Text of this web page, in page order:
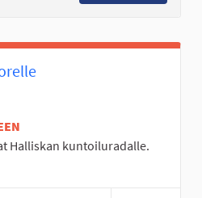
Halliskan kuntoiluradalle.
Läntinen Seinäjoki